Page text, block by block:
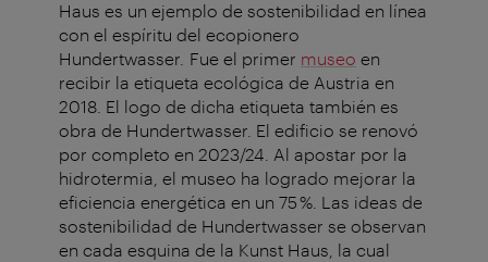
Haus es un ejemplo de sostenibilidad en línea
con el espíritu del ecopionero
Hundertwasser. Fue el primer museo en
recibir la etiqueta ecológica de Austria en
2018. El logo de dicha etiqueta también es
obra de Hundertwasser. El edificio se renovó
por completo en 2023/24. Al apostar por la
hidrotermia, el museo ha logrado mejorar la
eficiencia energética en un 75 %. Las ideas de
sostenibilidad de Hundertwasser se observan
en cada esquina de la Kunst Haus, la cual